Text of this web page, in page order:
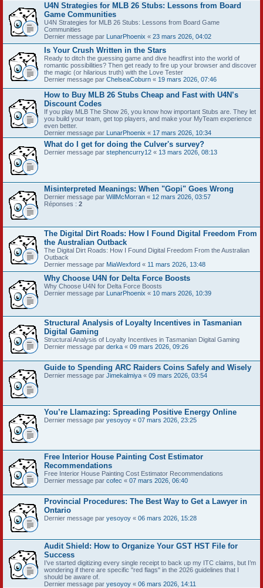
U4N Strategies for MLB 26 Stubs: Lessons from Board
Game Communities
U4N Strategies for MLB 26 Stubs: Lessons from Board Game
Communities
Dernier message par LunarPhoenix « 23 mars 2026, 04:02
Is Your Crush Written in the Stars
Ready to ditch the guessing game and dive headfirst into the world of
romantic possibilities? Then get ready to fire up your browser and discover
the magic (or hilarious truth) with the Love Tester
Dernier message par ChelseaCoburn « 19 mars 2026, 07:46
How to Buy MLB 26 Stubs Cheap and Fast with U4N’s
Discount Codes
If you play MLB The Show 26, you know how important Stubs are. They let
you build your team, get top players, and make your MyTeam experience
even better.
Dernier message par LunarPhoenix « 17 mars 2026, 10:34
What do I get for doing the Culver's survey?
Dernier message par stephencurry12 « 13 mars 2026, 08:13
Misinterpreted Meanings: When "Gopi" Goes Wrong
Dernier message par WillMcMorran « 12 mars 2026, 03:57
Réponses : 2
The Digital Dirt Roads: How I Found Digital Freedom From
the Australian Outback
The Digital Dirt Roads: How I Found Digital Freedom From the Australian
Outback
Dernier message par MiaWexford « 11 mars 2026, 13:48
Why Choose U4N for Delta Force Boosts
Why Choose U4N for Delta Force Boosts
Dernier message par LunarPhoenix « 10 mars 2026, 10:39
Structural Analysis of Loyalty Incentives in Tasmanian
Digital Gaming
Structural Analysis of Loyalty Incentives in Tasmanian Digital Gaming
Dernier message par derka « 09 mars 2026, 09:26
Guide to Spending ARC Raiders Coins Safely and Wisely
Dernier message par Jimekalmiya « 09 mars 2026, 03:54
You’re Llamazing: Spreading Positive Energy Online
Dernier message par yesoyoy « 07 mars 2026, 23:25
Free Interior House Painting Cost Estimator
Recommendations
Free Interior House Painting Cost Estimator Recommendations
Dernier message par cofec « 07 mars 2026, 06:40
Provincial Procedures: The Best Way to Get a Lawyer in
Ontario
Dernier message par yesoyoy « 06 mars 2026, 15:28
Audit Shield: How to Organize Your GST HST File for
Success
I’ve started digitizing every single receipt to back up my ITC claims, but I’m
wondering if there are specific "red flags" in the 2026 guidelines that I
should be aware of.
Dernier message par yesoyoy « 06 mars 2026, 14:11